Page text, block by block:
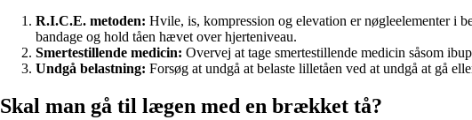
R.I.C.E. metoden: Hvile, is, kompression og elevation er nøgleelementer i
bandage og hold tåen hævet over hjerteniveau.
Smertestillende medicin: Overvej at tage smertestillende medicin såsom
Undgå belastning: Forsøg at undgå at belaste lilletåen ved at undgå at gå
Skal man gå til lægen med en brækket tå?